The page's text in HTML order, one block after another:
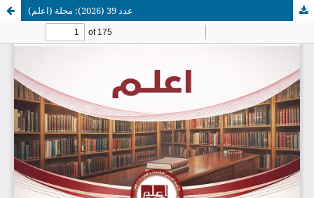
عدد 39 (2026): مجلة (اعلم)